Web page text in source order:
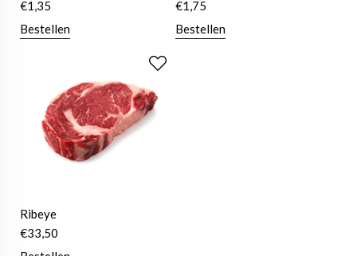
€1,35
Bestellen
€1,75
Bestellen
Ribeye
€33,50